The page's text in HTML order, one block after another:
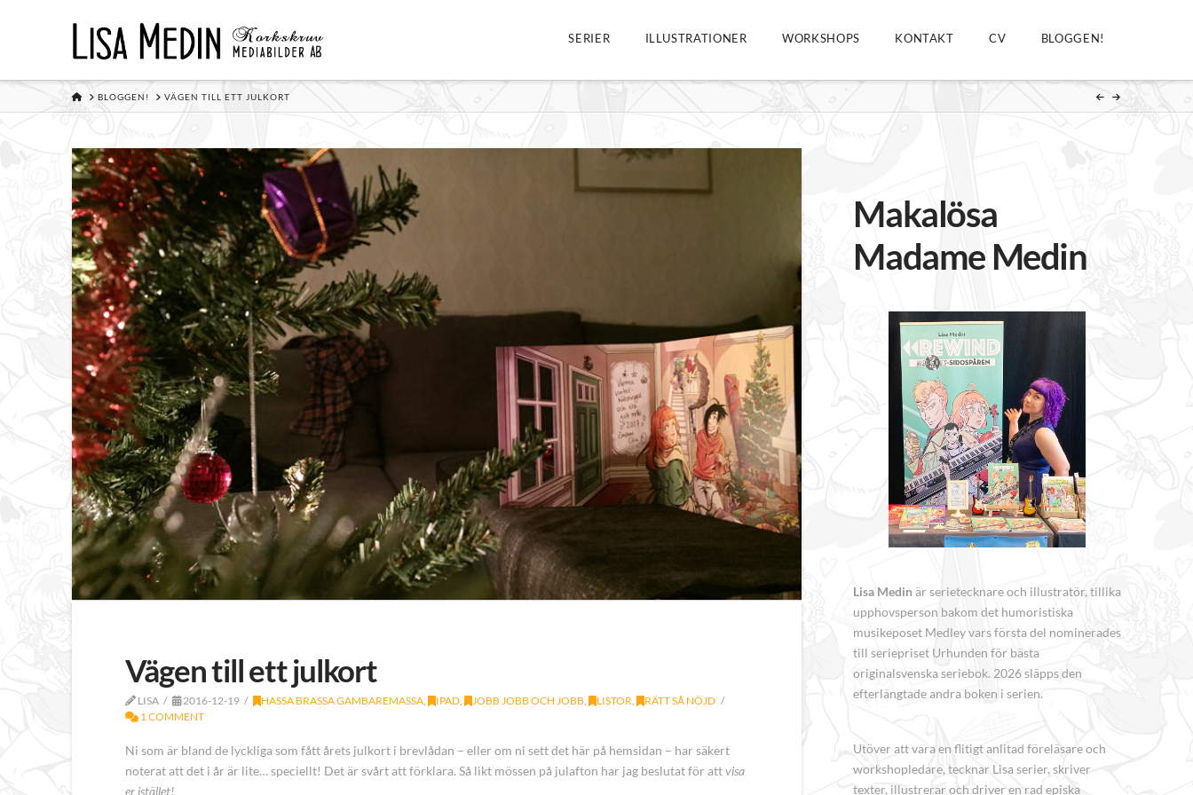
SERIER ILLUSTRATIONER WORKSHOPS KONTAKT CV BLOGGEN!
HOMEBLOGGEN! VÄGEN TILL ETT JULKORT
Vägen till ett julkort
LISA 2016-12-19 HASSA BRASSA GAMBAREMASSA , IPAD , JOBB JOBB OCH JOBB , LISTOR ,
RÄTT SÅ NÖJD
1 COMMENT
Ni som är bland de lyckliga som fått årets julkort i brevlådan – eller om ni sett det här på hemsidan – har säkert
noterat att det i år är lite… speciellt! Det är svårt att förklara. Så likt mössen på julafton har jag beslutat för attvisa
er istället!
Makalösa
Madame Medin
Lisa Medin är serietecknare och illustratör, tillika
upphovsperson bakom det humoristiska
musikeposet Medley vars första del nominerades
till seriepriset Urhunden för bästa
originalsvenska seriebok. 2026 släpps den
efterlängtade andra boken i serien.
Utöver att vara en flitigt anlitad föreläsare och
workshopledare, tecknar Lisa serier, skriver
texter, illustrerar och driver en rad episka